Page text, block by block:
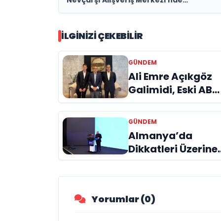
İLGINIZI ÇEKEBILIR
GÜNDEM
Ali Emre Açıkgöz
Galimidi, Eski AB
Bakanı ve
Büyükelçi Egemen
Bağış ile Bir Araya
Geldi
GÜNDEM
Almanya’da
Dikkatleri Üzerine
Çeken Türk
Firması: Taşyapı
Yorumlar (0)